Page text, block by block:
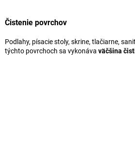
Čistenie povrchov
Podlahy, písacie stoly, skrine, tlačiarne,
týchto povrchoch sa vykonáva väčšina